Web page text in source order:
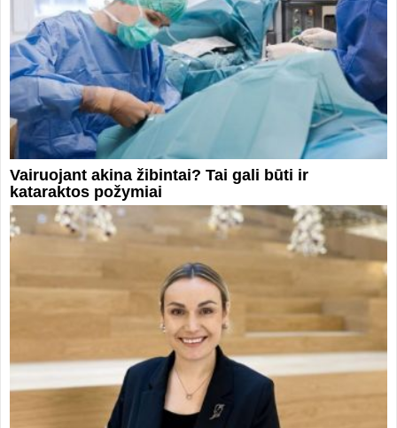
Vairuojant akina žibintai? Tai gali būti ir
kataraktos požymiai